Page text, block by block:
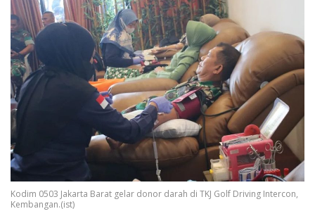
Kodim 0503 Jakarta Barat gelar donor darah di TKJ Golf Driving Intercon,
Kembangan.(ist)